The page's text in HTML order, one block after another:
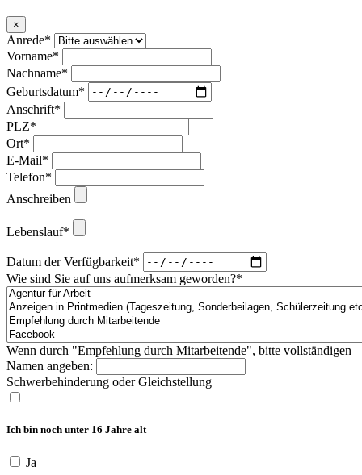
×
Anrede*
Vorname*
Nachname*
Geburtsdatum*
Anschrift*
PLZ*
Ort*
E-Mail*
Telefon*
Anschreiben
Lebenslauf*
Datum der Verfügbarkeit*
Wie sind Sie auf uns aufmerksam geworden?*
Wenn durch "Empfehlung durch Mitarbeitende", bitte vollständigen
Namen angeben:
Schwerbehinderung oder Gleichstellung
Ich bin noch unter 16 Jahre alt
Ja